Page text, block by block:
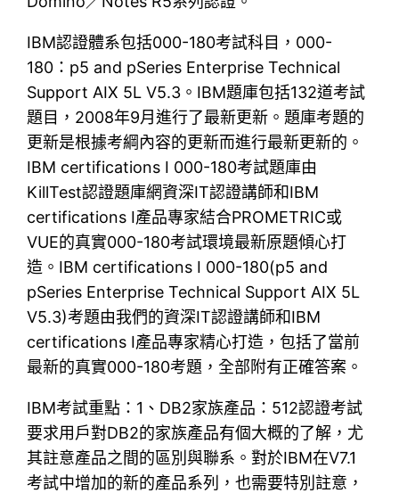
IBM認證體系包括000-180考試科目，000-
180：p5 and pSeries Enterprise Technical
Support AIX 5L V5.3。IBM題庫包括132道考試
題目，2008年9月進行了最新更新。題庫考題的
更新是根據考綱內容的更新而進行最新更新的。
IBM certifications I 000-180考試題庫由
KillTest認證題庫網資深IT認證講師和IBM
certifications I產品專家結合PROMETRIC或
VUE的真實000-180考試環境最新原題傾心打
造。IBM certifications I 000-180(p5 and
pSeries Enterprise Technical Support AIX 5L
V5.3)考題由我們的資深IT認證講師和IBM
certifications I產品專家精心打造，包括了當前
最新的真實000-180考題，全部附有正確答案。
IBM考試重點：1、DB2家族產品：512認證考試
要求用戶對DB2的家族產品有個大概的了解，尤
其註意產品之間的區別與聯系。對於IBM在V7.1
考試中增加的新的產品系列，也需要特別註意，